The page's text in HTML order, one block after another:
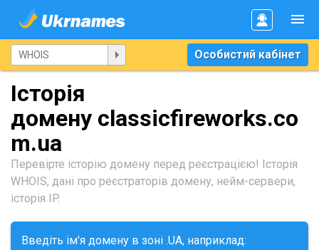
Особистий кабінет
Історія
домену classicfireworks.co
m.ua
Перевірте історію домену перед реєстрацією! Історія
WHOIS, дані про реєстраторів домену, нейм-сервери,
історія IP.
Введіть ім'я домену в зоні .UA, наприклад: